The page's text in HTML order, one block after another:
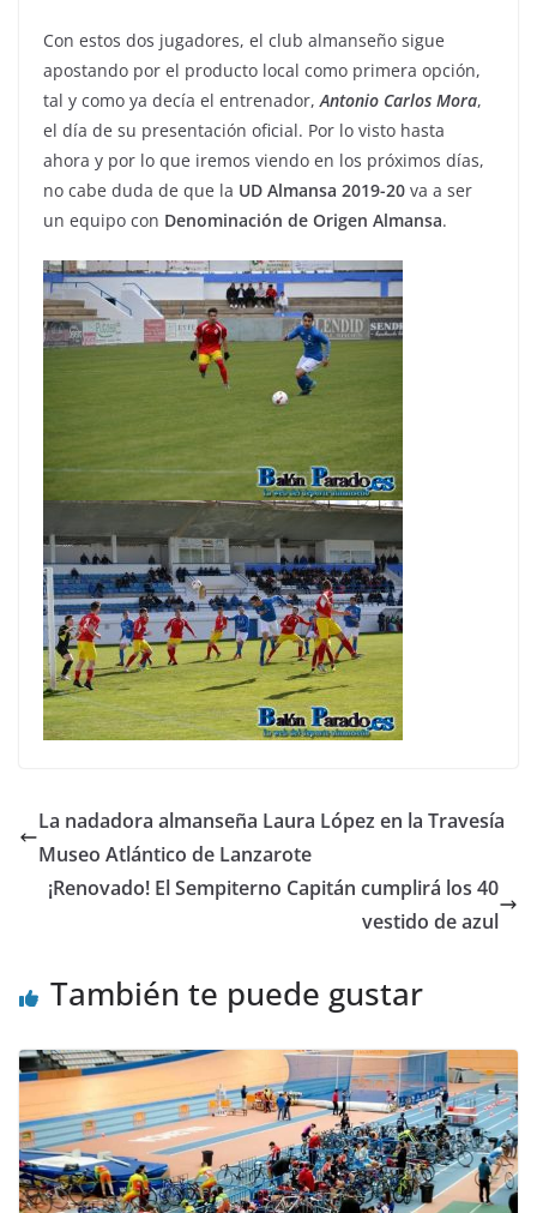
Con estos dos jugadores, el club almanseño sigue
apostando por el producto local como primera opción,
tal y como ya decía el entrenador,Antonio Carlos Mora,
el día de su presentación oficial. Por lo visto hasta
ahora y por lo que iremos viendo en los próximos días,
no cabe duda de que la UD Almansa 2019-20 va a ser
un equipo con Denominación de Origen Almansa.
La nadadora almanseña Laura López en la Travesía
Museo Atlántico de Lanzarote
¡Renovado! El Sempiterno Capitán cumplirá los 40
vestido de azul
También te puede gustar